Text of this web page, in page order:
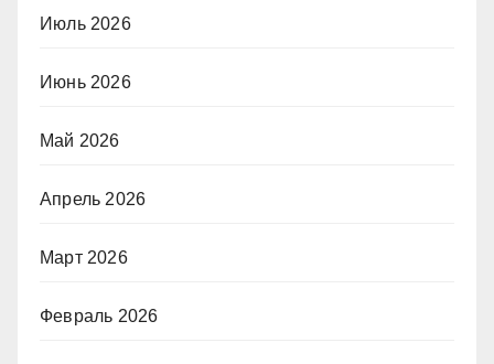
Июль 2026
Июнь 2026
Май 2026
Апрель 2026
Март 2026
Февраль 2026